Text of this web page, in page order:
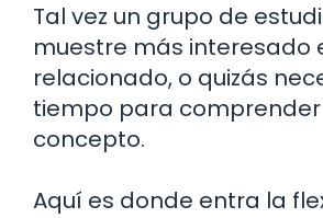
Tal vez un grupo de
muestre más interesado
relacionado, o quizás
tiempo para comprender
concepto.
Aquí es donde entra la